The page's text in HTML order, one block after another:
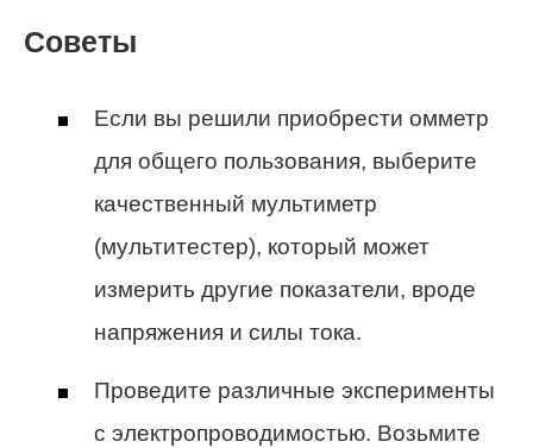
Советы
Если вы решили приобрести омметр
для общего пользования, выберите
качественный мультиметр
(мультитестер), который может
измерить другие показатели, вроде
напряжения и силы тока.
Проведите различные эксперименты
с электропроводимостью. Возьмите